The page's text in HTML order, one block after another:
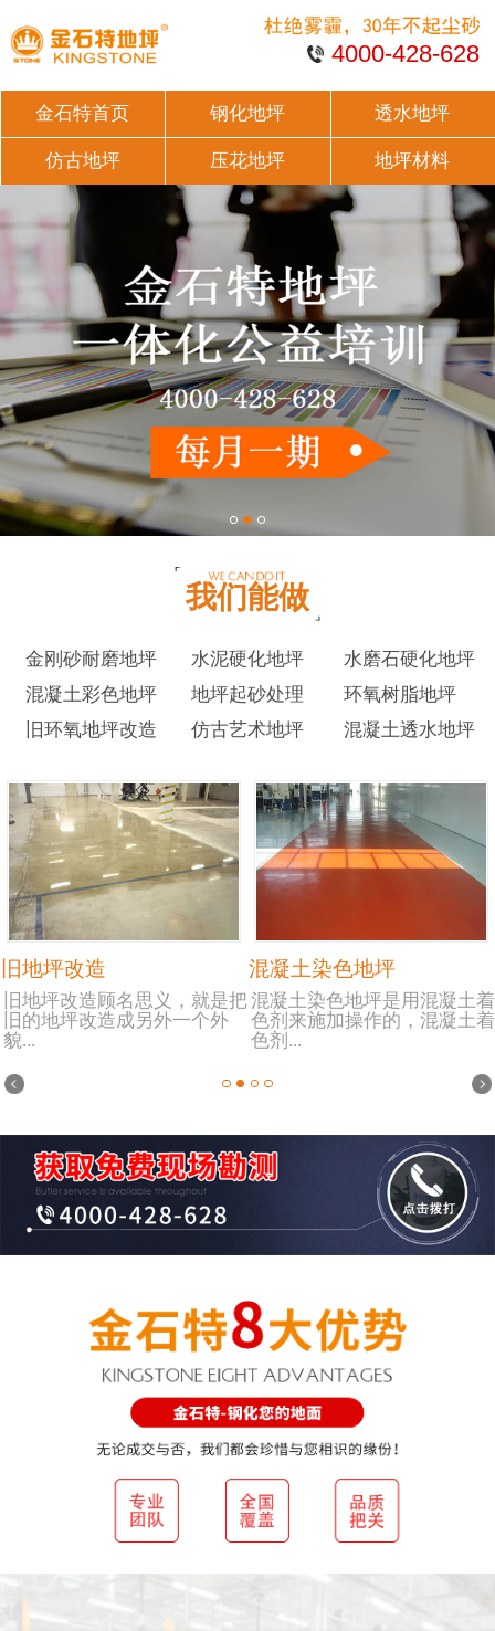
4000-428-628
金石特首页 钢化地坪 透水地坪
仿古地坪 压花地坪 地坪材料
我们能做
金刚砂耐磨地坪 水泥硬化地坪
水磨石硬化地坪
混凝土彩色地坪
地坪起砂处理
环氧树脂地坪
旧环氧地坪改造
仿古艺术地坪 混凝土透水地坪
旧地坪改造
旧地坪改造顾名思义，就是把
旧的地坪改造成另外一个外
貌...
混凝土染色地坪
混凝土染色地坪是用混凝土着
色剂来施加操作的，混凝土着
色剂...